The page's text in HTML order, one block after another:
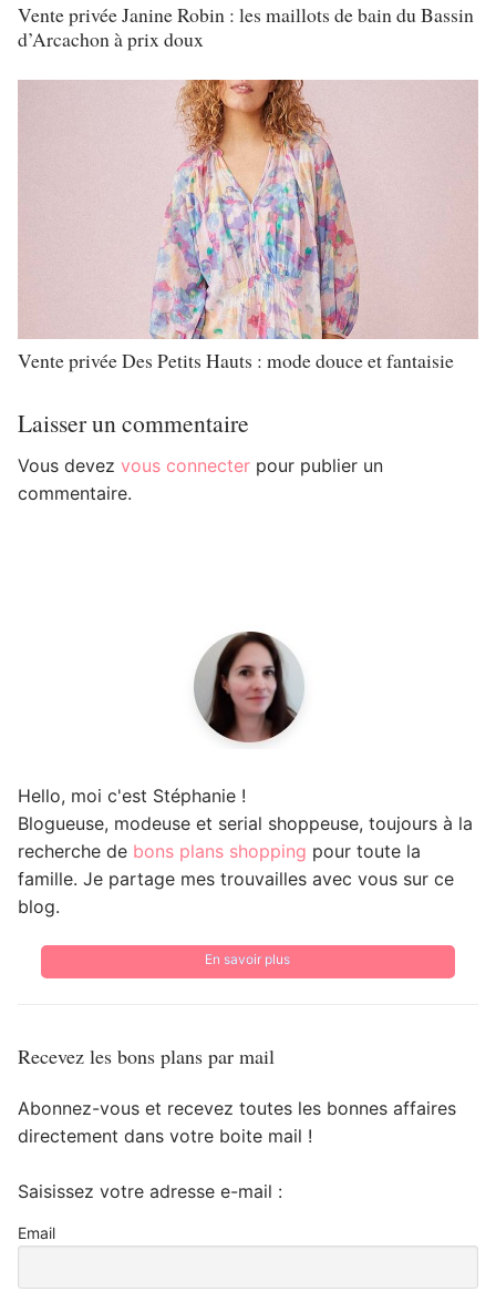
Vente privée Janine Robin : les maillots de bain du Bassin
d’Arcachon à prix doux
Vente privée Des Petits Hauts : mode douce et fantaisie
Laisser un commentaire
Vous devez vous connecter pour publier un
commentaire.
Hello, moi c'est Stéphanie !
Blogueuse, modeuse et serial shoppeuse, toujours à la
recherche de bons plans shopping pour toute la
famille. Je partage mes trouvailles avec vous sur ce
blog.
En savoir plus
Recevez les bons plans par mail
Abonnez-vous et recevez toutes les bonnes affaires
directement dans votre boite mail !
Saisissez votre adresse e-mail :
Email